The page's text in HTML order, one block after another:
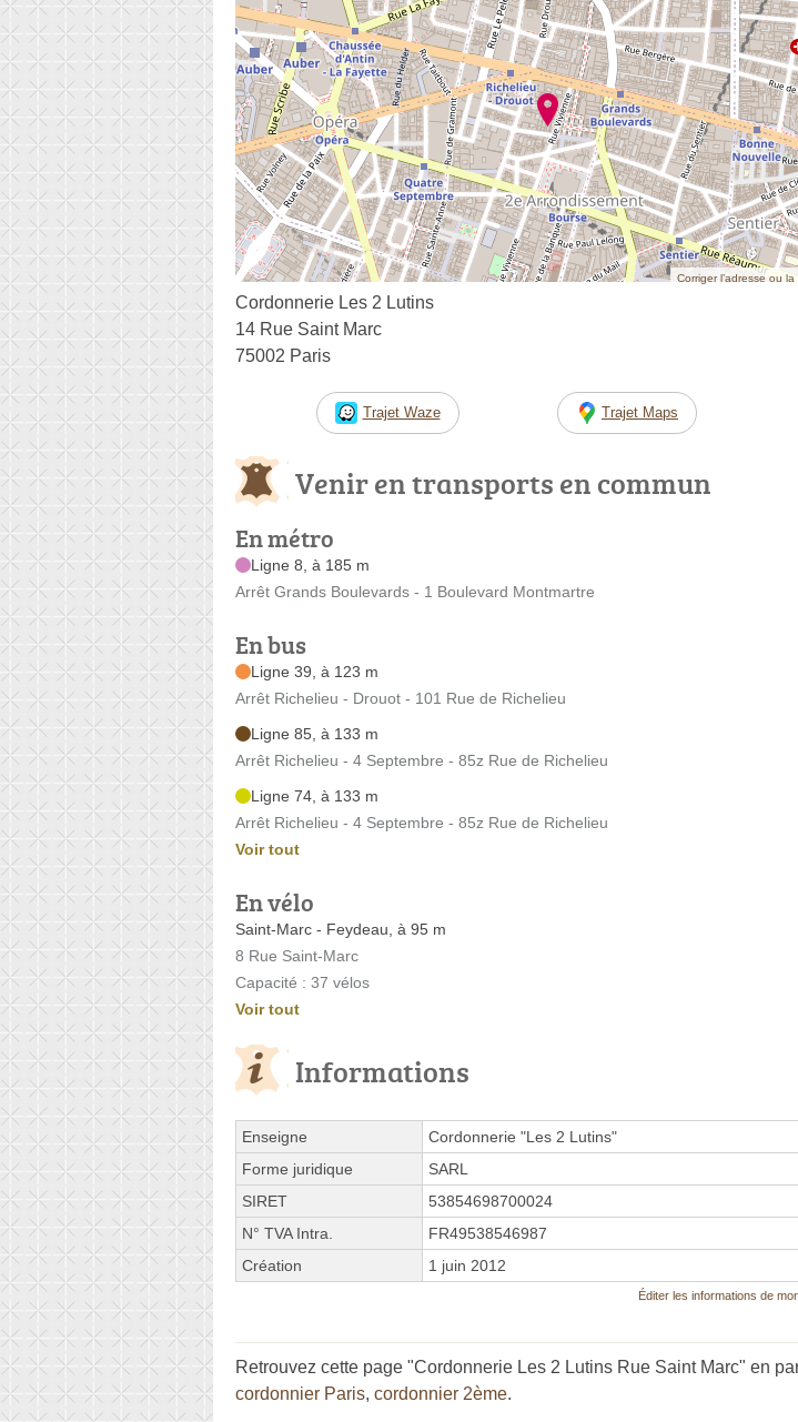
Corriger l’adresse ou
Cordonnerie Les 2 Lutins
14 Rue Saint Marc
75002 Paris
Trajet Waze Trajet Maps
Venir en transports en commun
En métro
Ligne 8, à 185 m
Arrêt Grands Boulevards - 1 Boulevard Montmartre
En bus
Ligne 39, à 123 m
Arrêt Richelieu - Drouot - 101 Rue de Richelieu
Ligne 85, à 133 m
Arrêt Richelieu - 4 Septembre - 85z Rue de Richelieu
Ligne 74, à 133 m
Arrêt Richelieu - 4 Septembre - 85z Rue de Richelieu
Voir tout
En vélo
Saint-Marc - Feydeau, à 95 m
8 Rue Saint-Marc
Capacité : 37 vélos
Voir tout
Informations
Enseigne
Cordonnerie "Les 2 Lutins"
Forme juridique
SARL
SIRET
53854698700024
N° TVA Intra.
FR49538546987
Création
1 juin 2012
Éditer les informations de
Retrouvez cette page "Cordonnerie Les 2 Lutins Rue Saint Marc" en
cordonnier Paris, cordonnier 2ème.